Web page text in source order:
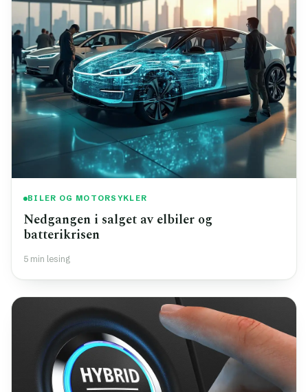
BILER OG MOTORSYKLER
Nedgangen i salget av elbiler og
batterikrisen
5 min lesing